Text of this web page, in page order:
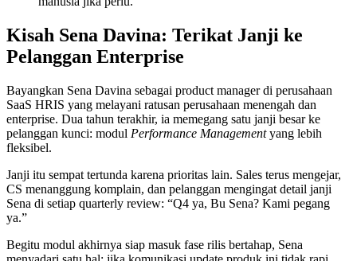
Kisah Sena Davina: Terikat Janji ke
Pelanggan Enterprise
Bayangkan Sena Davina sebagai product manager di perusahaan
SaaS HRIS yang melayani ratusan perusahaan menengah dan
enterprise. Dua tahun terakhir, ia memegang satu janji besar ke
pelanggan kunci: modul Performance Management yang lebih
fleksibel.
Janji itu sempat tertunda karena prioritas lain. Sales terus mengejar,
CS menanggung komplain, dan pelanggan mengingat detail janji
Sena di setiap quarterly review: “Q4 ya, Bu Sena? Kami pegang
ya.”
Begitu modul akhirnya siap masuk fase rilis bertahap, Sena